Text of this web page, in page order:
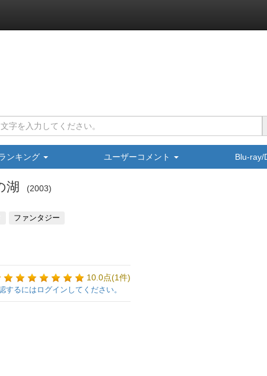
ンキング ユーザーコメント Blu-ray/
湖
2003
ファンタジー
10.0点(1件)
するにはログインしてください。